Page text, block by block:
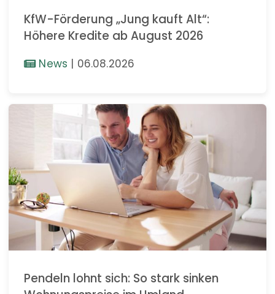
KfW-Förderung „Jung kauft Alt“:
Höhere Kredite ab August 2026
News | 06.08.2026
Pendeln lohnt sich: So stark sinken